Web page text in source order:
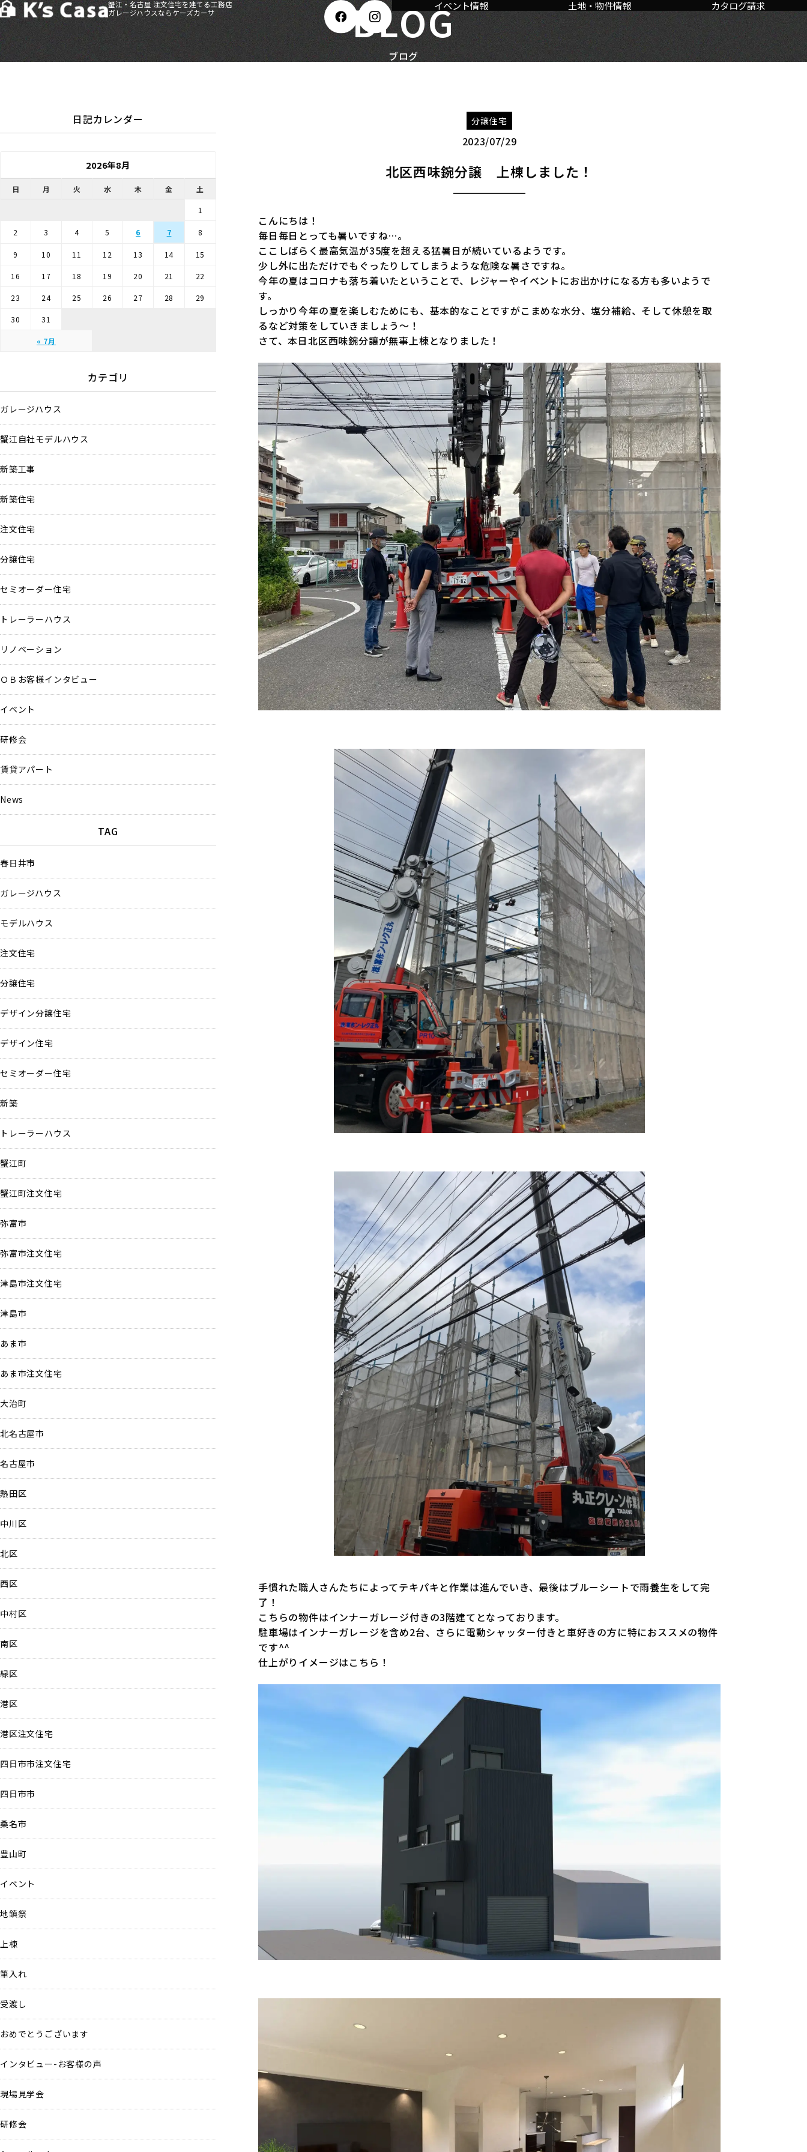
蟹江・名古屋 注文住宅を建てる工務店
ガレージハウスならケーズカーサ
イベント情報 土地・物件情報 カタログ請求
BLOG
ブログ
HOME > ブログ 分譲住宅 北区西味鋺分譲 上棟しました！
分譲住宅
2023/07/29
北区西味鋺分譲 上棟しました！
こんにちは！
毎日毎日とっても暑いですね…。
ここしばらく最高気温が35度を超える猛暑日が続いているようです。
少し外に出ただけでもぐったりしてしまうような危険な暑さですね。
今年の夏はコロナも落ち着いたということで、レジャーやイベントにお出かけになる方も多いようで
す。
しっかり今年の夏を楽しむためにも、基本的なことですがこまめな水分、塩分補給、そして休憩を取
るなど対策をしていきましょう～！
さて、本日北区西味鋺分譲が無事上棟となりました！
手慣れた職人さんたちによってテキパキと作業は進んでいき、最後はブルーシートで雨養生をして完
了！
こちらの物件はインナーガレージ付きの3階建てとなっております。
駐車場はインナーガレージを含め2台、さらに電動シャッター付きと車好きの方に特におススメの物件
です^^
仕上がりイメージはこちら！
日記カレンダー
2026年8月
日 月 火 水 木 金 土
« 7月
1
2 3 4 5 6 7 8
9 10 11 12 13 14 15
16 17 18 19 20 21 22
23 24 25 26 27 28 29
30 31
カテゴリ
ガレージハウス
蟹江自社モデルハウス
新築工事
新築住宅
注文住宅
分譲住宅
セミオーダー住宅
トレーラーハウス
リノベーション
ＯＢお客様インタビュー
イベント
研修会
賃貸アパート
News
TAG
春日井市
ガレージハウス
モデルハウス
注文住宅
分譲住宅
デザイン分譲住宅
デザイン住宅
セミオーダー住宅
新築
トレーラーハウス
蟹江町
蟹江町注文住宅
弥富市
弥富市注文住宅
津島市注文住宅
津島市
あま市
あま市注文住宅
大治町
北名古屋市
名古屋市
熱田区
中川区
北区
西区
中村区
南区
緑区
港区
港区注文住宅
四日市市注文住宅
四日市市
桑名市
豊山町
イベント
地鎮祭
上棟
筆入れ
受渡し
おめでとうございます
インタビュー-お客様の声
現場見学会
研修会